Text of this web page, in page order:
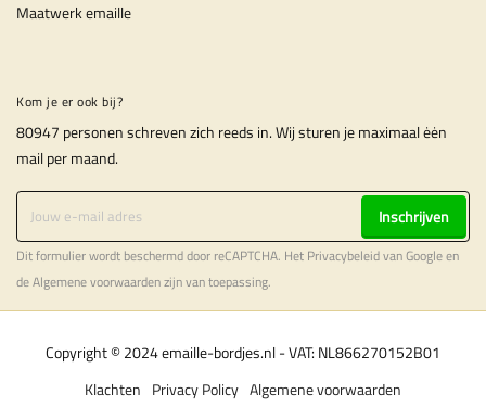
Maatwerk emaille
Kom je er ook bij?
80947 personen schreven zich reeds in. Wij sturen je maximaal ėėn
mail per maand.
Inschrijven
Dit formulier wordt beschermd door reCAPTCHA. Het Privacybeleidvan Google en
deAlgemene voorwaardenzijn van toepassing.
Copyright © 2024 emaille-bordjes.nl - VAT: NL866270152B01
Algemene voorwaarden
Privacy Policy
Klachten